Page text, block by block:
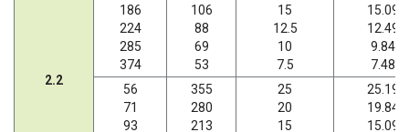
2.2
186
224
285
374
106
88
69
53
15
12.5
10
7.5
15.09
12.49
9.84
7.48
56
71
93
355
280
213
25
20
15
25.19
19.84
15.09